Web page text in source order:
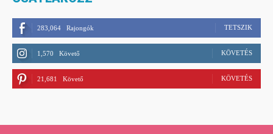
283,064 Rajongók TETSZIK
1,570 Követő KÖVETÉS
21,681 Követő KÖVETÉS